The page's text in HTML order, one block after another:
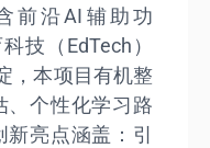
前沿AI辅助功
技（EdTech）
，本项目有机整
、个性化学习路
亮点涵盖：引